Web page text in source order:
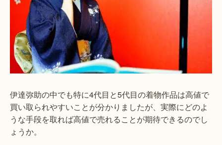
伊達弥助の中でも特に4代目と5代目の着物作品は高値で
買い取られやすいことが分かりましたが、実際にどのよ
うな手段を取れば高値で売れることが期待できるのでし
ょうか。